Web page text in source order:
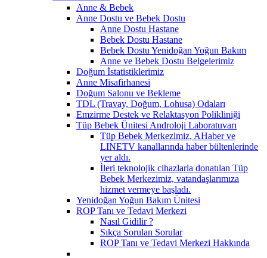
Anne & Bebek
Anne Dostu ve Bebek Dostu
Anne Dostu Hastane
Bebek Dostu Hastane
Bebek Dostu Yenidoğan Yoğun Bakım
Anne ve Bebek Dostu Belgelerimiz
Doğum İstatistiklerimiz
Anne Misafirhanesi
Doğum Salonu ve Bekleme
TDL (Travay, Doğum, Lohusa) Odaları
Emzirme Destek ve Relaktasyon Polikliniği
Tüp Bebek Ünitesi Androloji Laboratuvarı
Tüp Bebek Merkezimiz, AHaber ve
LINETV kanallarında haber bültenlerinde
yer aldı.
İleri teknolojik cihazlarla donatılan Tüp
Bebek Merkezimiz, vatandaşlarımıza
hizmet vermeye başladı.
Yenidoğan Yoğun Bakım Ünitesi
ROP Tanı ve Tedavi Merkezi
Nasıl Gidilir ?
Sıkça Sorulan Sorular
ROP Tanı ve Tedavi Merkezi Hakkında